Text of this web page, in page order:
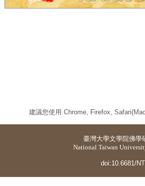
建議您使用 Chrome, Firefox,
臺灣大學文學院佛學
National Taiwan
doi:10.6681/